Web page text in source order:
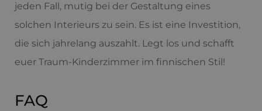
jeden Fall, mutig bei der Gestaltung eines
solchen Interieurs zu sein. Es ist eine Investition,
die sich jahrelang auszahlt. Legt los und schafft
euer Traum-Kinderzimmer im finnischen Stil!
FAQ